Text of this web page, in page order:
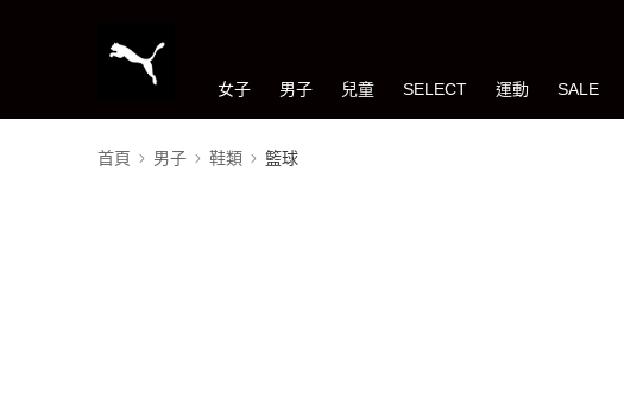
女子 男子 兒童 SELECT 運動 SALE
首頁 男子 鞋類 籃球